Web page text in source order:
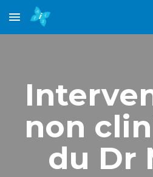
Skip to main content
non
du Dr